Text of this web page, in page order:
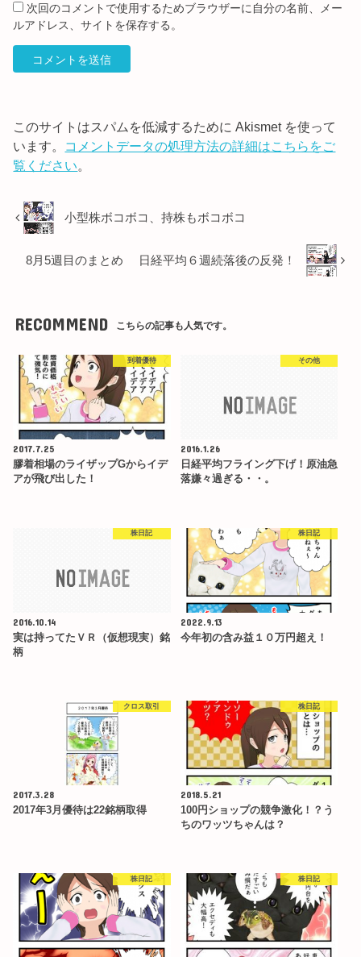
次回のコメントで使用するためブラウザーに自分の名前、メー
ルアドレス、サイトを保存する。
このサイトはスパムを低減するために Akismet を使って
います。 コメントデータの処理方法の詳細はこちらをご
覧ください。
小型株ボコボコ、持株もボコボコ
8月5週目のまとめ 日経平均６週続落後の反発！
RECOMMEND こちらの記事も人気です。
到着優待
2017.7.25
膠着相場のライザップGからイデ
アが飛び出した！
その他
2016.1.26
日経平均フライング下げ！原油急
落嫌々過ぎる・・。
株日記
2016.10.14
実は持ってたＶＲ（仮想現実）銘
柄
株日記
2022.9.13
今年初の含み益１０万円超え！
クロス取引
2017.3.28
2017年3月優待は22銘柄取得
株日記
2018.5.21
100円ショップの競争激化！？う
ちのワッツちゃんは？
株日記 株日記